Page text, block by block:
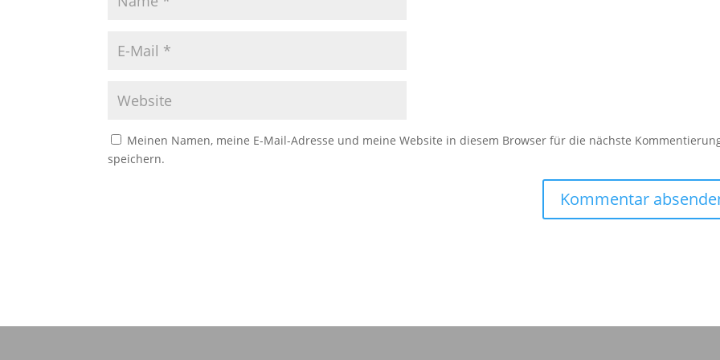
Meinen Namen, meine E-Mail-Adresse und meine Website in diesem Browser für die nächste
speichern.